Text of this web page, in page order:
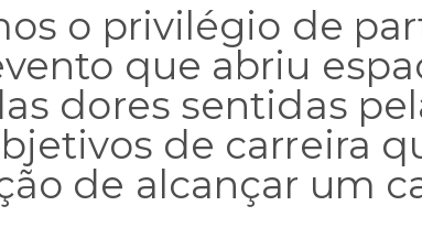
o privilégio de
que abriu
dores sentidas
de carreira
de alcançar um